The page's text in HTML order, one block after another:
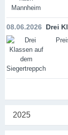
08.06.2026 Drei
2025